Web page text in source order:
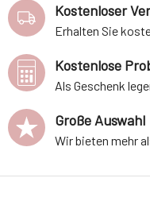
Kostenloser
Erhalten Sie
Kostenlose
Als Geschenk
Große Auswahl
Wir bieten mehr